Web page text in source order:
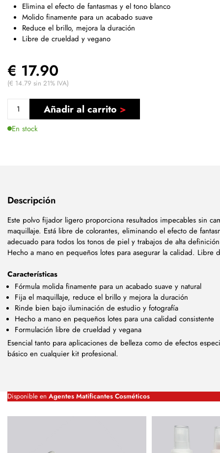
Elimina el efecto de fantasmas y el tono blanco
Molido finamente para un acabado suave
Reduce el brillo, mejora la duración
Libre de crueldad y vegano
€ 17.90
(€ 14.79 sin 21% IVA)
Añadir al carrito
En stock
Descripción
Este polvo fijador ligero proporciona resultados impecables sin
maquillaje. Está libre de colorantes, eliminando el efecto de
adecuado para todos los tonos de piel y trabajos de alta
Hecho a mano en pequeños lotes para asegurar la calidad. Libre
Características
Fórmula molida finamente para un acabado suave y natural
Fija el maquillaje, reduce el brillo y mejora la duración
Rinde bien bajo iluminación de estudio y fotografía
Hecho a mano en pequeños lotes para una calidad consistente
Formulación libre de crueldad y vegana
Esencial tanto para aplicaciones de belleza como de efectos
básico en cualquier kit profesional.
Disponible en Agentes Matificantes Cosméticos